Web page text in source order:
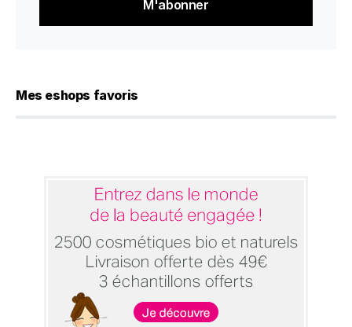
Mes eshops favoris